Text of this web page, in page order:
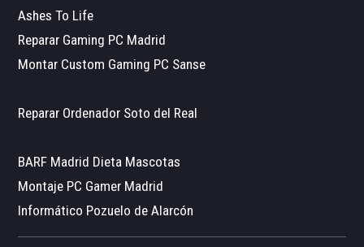
Ashes To Life
Reparar Gaming PC Madrid
Montar Custom Gaming PC Sanse
Reparar Ordenador Soto del Real
BARF Madrid Dieta Mascotas
Montaje PC Gamer Madrid
Informático Pozuelo de Alarcón